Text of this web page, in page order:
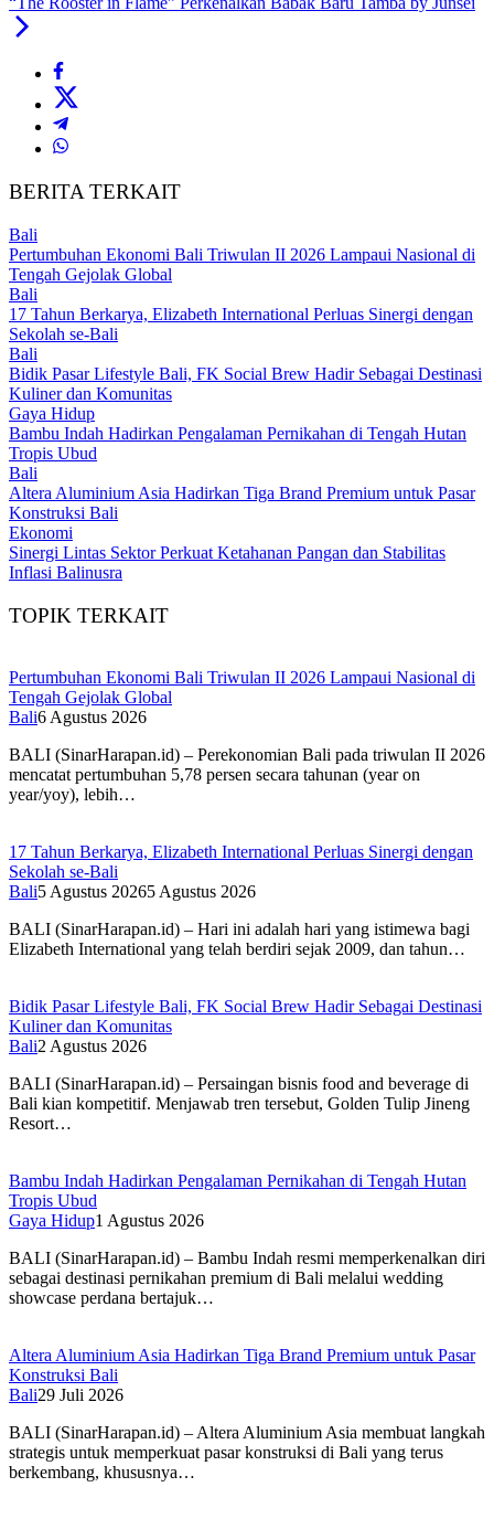
BERITA TERKAIT
Bali
Pertumbuhan Ekonomi Bali Triwulan II 2026 Lampaui Nasional di
Tengah Gejolak Global
Bali
17 Tahun Berkarya, Elizabeth International Perluas Sinergi dengan
Sekolah se-Bali
Bali
Bidik Pasar Lifestyle Bali, FK Social Brew Hadir Sebagai Destinasi
Kuliner dan Komunitas
Gaya Hidup
Bambu Indah Hadirkan Pengalaman Pernikahan di Tengah Hutan
Tropis Ubud
Bali
Altera Aluminium Asia Hadirkan Tiga Brand Premium untuk Pasar
Konstruksi Bali
Ekonomi
Sinergi Lintas Sektor Perkuat Ketahanan Pangan dan Stabilitas
Inflasi Balinusra
TOPIK TERKAIT
Pertumbuhan Ekonomi Bali Triwulan II 2026 Lampaui Nasional di
Tengah Gejolak Global
Bali6 Agustus 2026
BALI (SinarHarapan.id) – Perekonomian Bali pada triwulan II 2026
mencatat pertumbuhan 5,78 persen secara tahunan (year on
year/yoy), lebih…
17 Tahun Berkarya, Elizabeth International Perluas Sinergi dengan
Sekolah se-Bali
Bali5 Agustus 20265 Agustus 2026
BALI (SinarHarapan.id) – Hari ini adalah hari yang istimewa bagi
Elizabeth International yang telah berdiri sejak 2009, dan tahun…
Bidik Pasar Lifestyle Bali, FK Social Brew Hadir Sebagai Destinasi
Kuliner dan Komunitas
Bali2 Agustus 2026
BALI (SinarHarapan.id) – Persaingan bisnis food and beverage di
Bali kian kompetitif. Menjawab tren tersebut, Golden Tulip Jineng
Resort…
Bambu Indah Hadirkan Pengalaman Pernikahan di Tengah Hutan
Tropis Ubud
Gaya Hidup1 Agustus 2026
BALI (SinarHarapan.id) – Bambu Indah resmi memperkenalkan diri
sebagai destinasi pernikahan premium di Bali melalui wedding
showcase perdana bertajuk…
Altera Aluminium Asia Hadirkan Tiga Brand Premium untuk Pasar
Konstruksi Bali
Bali29 Juli 2026
BALI (SinarHarapan.id) – Altera Aluminium Asia membuat langkah
strategis untuk memperkuat pasar konstruksi di Bali yang terus
berkembang, khususnya…